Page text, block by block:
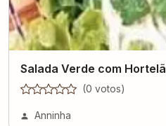
Salada Verde com Hortelã
(0 votos)
Anninha